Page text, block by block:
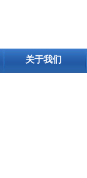
关于我们